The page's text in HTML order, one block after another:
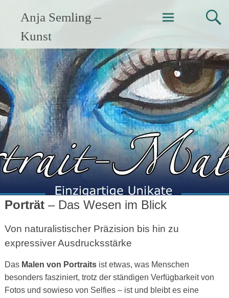
Inhalt
springen
Anja Semling –
Kunst
Porträt– Das Wesen im Blick
Von naturalistischer Präzision bis hin zu
expressiver Ausdrucksstärke
Das Malen von Portraitsist etwas, was Menschen
besonders fasziniert, trotz der ständigen Verfügbarkeit von
Fotos und sowieso von Selfies – ist und bleibt es eine